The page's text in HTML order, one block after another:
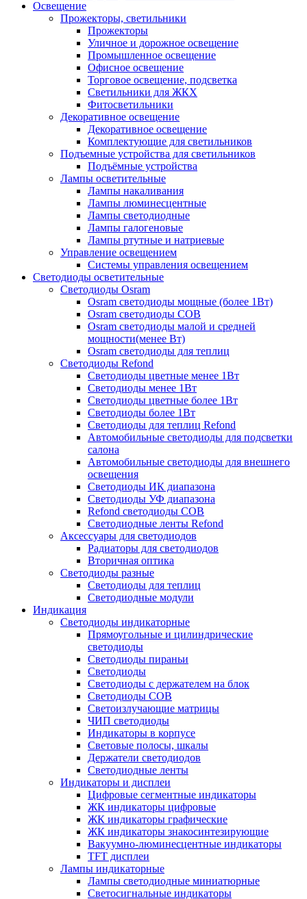
Освещение
Прожекторы, светильники
Прожекторы
Уличное и дорожное освещение
Промышленное освещение
Офисное освещение
Торговое освещение, подсветка
Светильники для ЖКХ
Фитосветильники
Декоративное освещение
Декоративное освещение
Комплектующие для светильников
Подъемные устройства для светильников
Подъёмные устройства
Лампы осветительные
Лампы накаливания
Лампы люминесцентные
Лампы светодиодные
Лампы галогеновые
Лампы ртутные и натриевые
Управление освещением
Системы управления освещением
Светодиоды осветительные
Светодиоды Osram
Osram светодиоды мощные (более 1Вт)
Osram светодиоды COB
Osram светодиоды малой и средней
мощности(менее Вт)
Osram светодиоды для теплиц
Светодиоды Refond
Светодиоды цветные менее 1Вт
Светодиоды менее 1Вт
Светодиоды цветные более 1Вт
Светодиоды более 1Вт
Светодиоды для теплиц Refond
Автомобильные светодиоды для подсветки
салона
Автомобильные светодиоды для внешнего
освещения
Светодиоды ИК диапазона
Светодиоды УФ диапазона
Refond светодиоды COB
Светодиодные ленты Refond
Аксессуары для светодиодов
Радиаторы для светодиодов
Вторичная оптика
Светодиоды разные
Светодиоды для теплиц
Светодиодные модули
Индикация
Светодиоды индикаторные
Прямоугольные и цилиндрические
светодиоды
Светодиоды пираньи
Светодиоды
Светодиоды с держателем на блок
Светодиоды COB
Светоизлучающие матрицы
ЧИП светодиоды
Индикаторы в корпусе
Световые полосы, шкалы
Держатели светодиодов
Светодиодные ленты
Индикаторы и дисплеи
Цифровые сегментные индикаторы
ЖК индикаторы цифровые
ЖК индикаторы графические
ЖК индикаторы знакосинтезирующие
Вакуумно-люминесцентные индикаторы
TFT дисплеи
Лампы индикаторные
Лампы светодиодные миниатюрные
Светосигнальные индикаторы